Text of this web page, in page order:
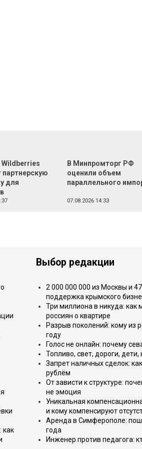
Wildberries
партнерскую
для
В Минпромторг РФ
оценили объем
параллельного
07.08.2026 14:33
как
Выбор редакции
2 000 000 000 из Москвы и
поддержка крымского
Три миллиона в никуда:
россиян о квартире
Разрыв поколений: кому из
году
Голос не онлайн: почему
Топливо, свет, дороги,
Запрет наличных сделок:
рублём
От зависти к структуре:
не эмоция
Уникальная
и кому компенсируют
Аренда в Симферополе:
года
Инженер против педагога: